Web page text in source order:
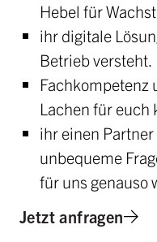
Hebel für
ihr digitale
Betrieb versteht.
Fachkompetenz
Lachen für euch
ihr einen
unbequeme
für uns genauso
Jetzt anfragen